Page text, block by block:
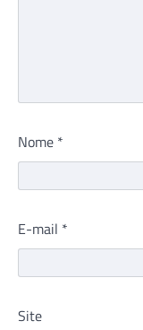
Nome *
E-mail *
Site